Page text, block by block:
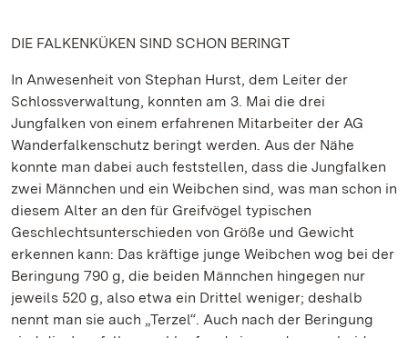
DIE FALKENKÜKEN SIND SCHON BERINGT
In Anwesenheit von Stephan Hurst, dem Leiter der
Schlossverwaltung, konnten am 3. Mai die drei
Jungfalken von einem erfahrenen Mitarbeiter der AG
Wanderfalkenschutz beringt werden. Aus der Nähe
konnte man dabei auch feststellen, dass die Jungfalken
zwei Männchen und ein Weibchen sind, was man schon in
diesem Alter an den für Greifvögel typischen
Geschlechtsunterschieden von Größe und Gewicht
erkennen kann: Das kräftige junge Weibchen wog bei der
Beringung 790 g, die beiden Männchen hingegen nur
jeweils 520 g, also etwa ein Drittel weniger; deshalb
nennt man sie auch „Terzel“. Auch nach der Beringung